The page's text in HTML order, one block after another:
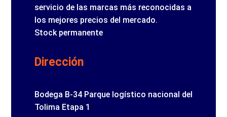
servicio de las marcas más reconocidas a
los mejores precios del mercado.
Stock permanente
Dirección
Bodega B-34 Parque logístico nacional del
Tolima Etapa 1